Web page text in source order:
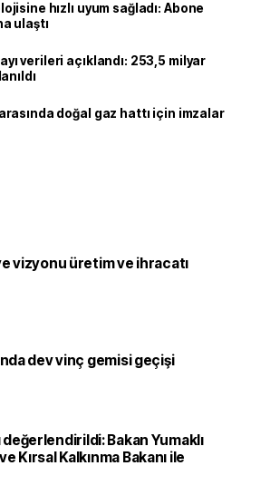
hızlı uyum sağladı: Abone
ulaştı
verileri açıklandı: 253,5 milyar
doğal gaz hattı için imzalar
vizyonu üretim ve ihracatı
dev vinç gemisi geçişi
değerlendirildi: Bakan Yumaklı
Kırsal Kalkınma Bakanı ile